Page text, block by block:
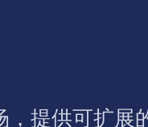
，提供可扩展